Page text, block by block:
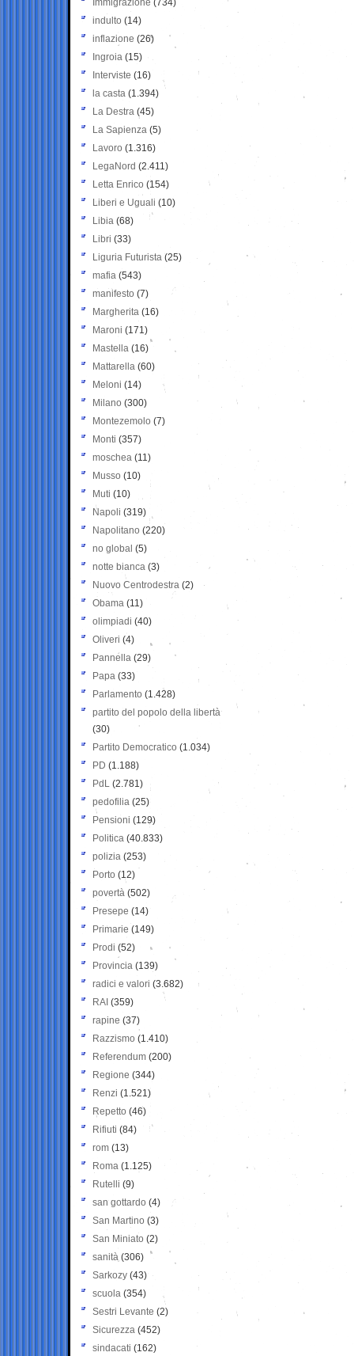
Immigrazione (734)
indulto (14)
inflazione (26)
Ingroia (15)
Interviste (16)
la casta (1.394)
La Destra (45)
La Sapienza (5)
Lavoro (1.316)
LegaNord (2.411)
Letta Enrico (154)
Liberi e Uguali (10)
Libia (68)
Libri (33)
Liguria Futurista (25)
mafia (543)
manifesto (7)
Margherita (16)
Maroni (171)
Mastella (16)
Mattarella (60)
Meloni (14)
Milano (300)
Montezemolo (7)
Monti (357)
moschea (11)
Musso (10)
Muti (10)
Napoli (319)
Napolitano (220)
no global (5)
notte bianca (3)
Nuovo Centrodestra (2)
Obama (11)
olimpiadi (40)
Oliveri (4)
Pannella (29)
Papa (33)
Parlamento (1.428)
partito del popolo della libertà
(30)
Partito Democratico (1.034)
PD (1.188)
PdL (2.781)
pedofilia (25)
Pensioni (129)
Politica (40.833)
polizia (253)
Porto (12)
povertà (502)
Presepe (14)
Primarie (149)
Prodi (52)
Provincia (139)
radici e valori (3.682)
RAI (359)
rapine (37)
Razzismo (1.410)
Referendum (200)
Regione (344)
Renzi (1.521)
Repetto (46)
Rifiuti (84)
rom (13)
Roma (1.125)
Rutelli (9)
san gottardo (4)
San Martino (3)
San Miniato (2)
sanità (306)
Sarkozy (43)
scuola (354)
Sestri Levante (2)
Sicurezza (452)
sindacati (162)